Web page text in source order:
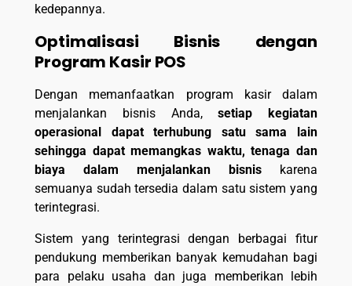
kedepannya.
Optimalisasi Bisnis dengan
Program Kasir POS
Dengan memanfaatkan program kasir dalam
menjalankan bisnis Anda,setiap kegiatan
operasional dapat terhubung satu sama lain
sehingga dapat memangkas waktu, tenaga dan
biaya dalam menjalankan bisnis karena
semuanya sudah tersedia dalam satu sistem yang
terintegrasi.
Sistem yang terintegrasi dengan berbagai fitur
pendukung memberikan banyak kemudahan bagi
para pelaku usaha dan juga memberikan lebih